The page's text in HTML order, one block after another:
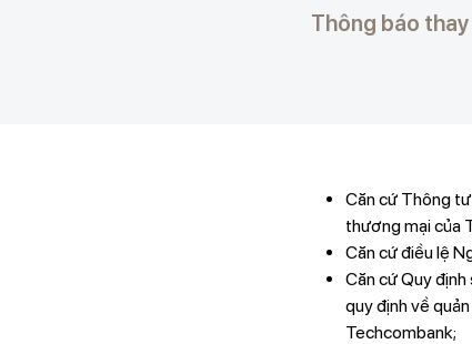
Thông báo
Căn cứ Thông
thương mại của
Căn cứ điều lệ
Căn cứ Quy
quy định về
Techcombank;